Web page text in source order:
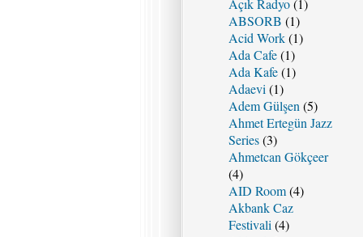
Açık Radyo(1)
ABSORB (1)
Acid Work(1)
Ada Cafe(1)
Ada Kafe(1)
Adaevi (1)
Adem Gülşen (5)
Ahmet Ertegün Jazz
Series(3)
Ahmetcan Gökçeer
(4)
AID Room(4)
Akbank Caz
Festivali (4)